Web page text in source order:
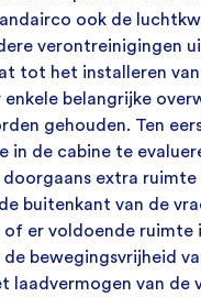
ook de
verontreinigingen
tot het installeren
belangrijke
gehouden. Ten
in de cabine te
extra ruimte
buitenkant van de
er voldoende ruimte
bewegingsvrijheid
laadvermogen van de